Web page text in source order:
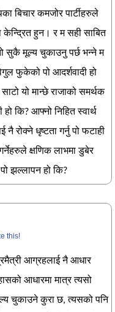
बिचार कमजोर पार्टीहरुले
केन्द्रित हुन। र म सही साबित
सुकै मूल्य चुकाउनु पर्छ भन्ने म
फुकेको पो आदर्शवादी हो
यो मान्छे राजाको समर्थक
हो कि? आफ्नो निहित स्वार्थ
नै रोक्ने धृष्टता गर्नु पो फटाही
क्षणिक लाभमा डुबेर
झल्लापन हो कि?
this!
आग्रहलाई नै आधार
आधारमा मात्र त्यसो
चुकाउने कुरा छ, त्यसको पनि